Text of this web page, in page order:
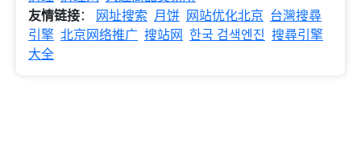
友情链接： 网址搜索 月饼 网站优化北京 台灣搜尋
引擎 北京网络推广 搜站网 한국 검색엔진 搜尋引擎
大全